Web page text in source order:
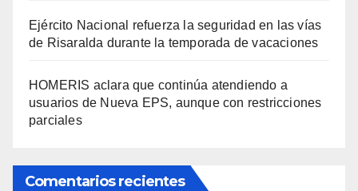
Ejército Nacional refuerza la seguridad en las vías
de Risaralda durante la temporada de vacaciones
HOMERIS aclara que continúa atendiendo a
usuarios de Nueva EPS, aunque con restricciones
parciales
Comentarios recientes